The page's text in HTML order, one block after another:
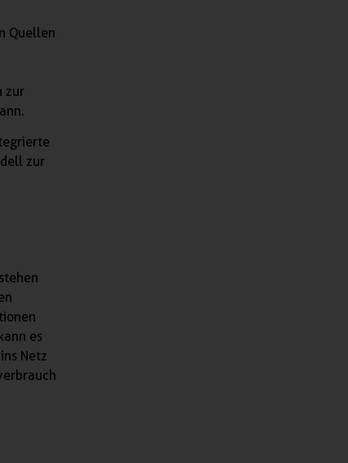
Quellen
zur
zur
es
Netz